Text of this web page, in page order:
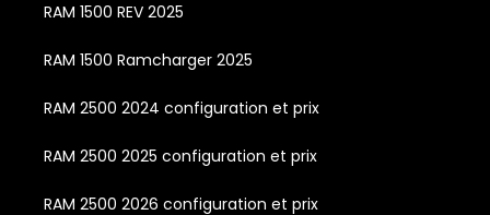
RAM 1500 REV 2025
RAM 1500 Ramcharger 2025
RAM 2500 2024 configuration et prix
RAM 2500 2025 configuration et prix
RAM 2500 2026 configuration et prix